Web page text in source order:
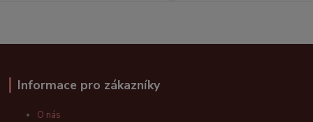
Informace pro zákazníky
O nás